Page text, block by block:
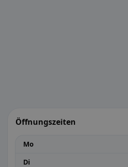
Öffnungszeiten
Mo
Di